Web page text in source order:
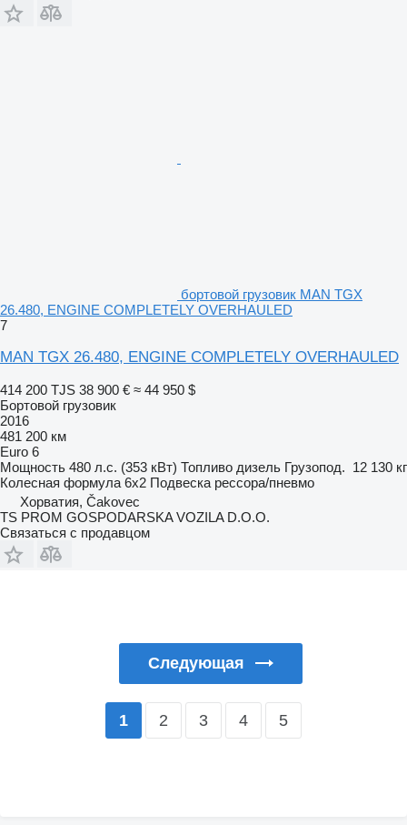
бортовой грузовик MAN TGX
26.480, ENGINE COMPLETELY OVERHAULED
7
MAN TGX 26.480, ENGINE COMPLETELY OVERHAULED
414 200 TJS 38 900 € ≈ 44 950 $
Бортовой грузовик
2016
481 200 км
Euro 6
Мощность 480 л.с. (353 кВт) Топливо дизель Грузопод. 12 130 кг
Колесная формула 6x2 Подвеска рессора/пневмо
Хорватия, Čakovec
TS PROM GOSPODARSKA VOZILA D.O.O.
Связаться с продавцом
Следующая
1 2 3 4 5